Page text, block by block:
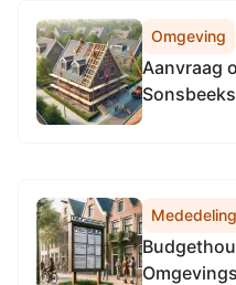
Omgeving
Aanvraag